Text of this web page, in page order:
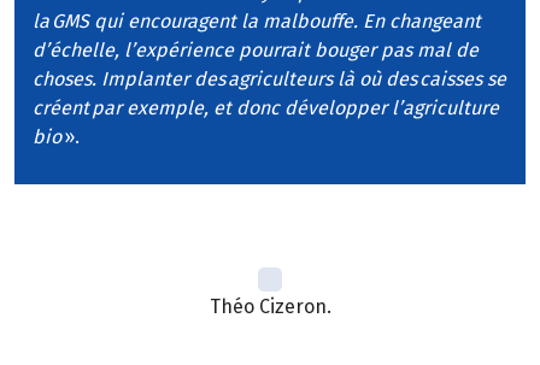
la GMS qui encouragent la malbouffe. En changeant
d’échelle, l’expérience pourrait bouger pas mal de
choses. Implanter des agriculteurs là où des caisses se
créent par exemple, et donc développer l’agriculture
bio».
Théo Cizeron.